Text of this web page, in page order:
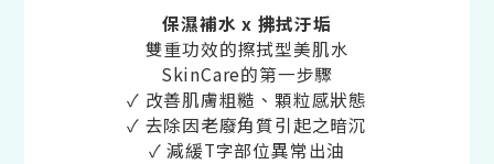
保濕補水 x 拂拭汙垢
雙重功效的擦拭型美肌水
SkinCare的第一步驟
✓ 改善肌膚粗糙、顆粒感狀態
✓ 去除因老廢角質引起之暗沉
✓ 減緩T字部位異常出油